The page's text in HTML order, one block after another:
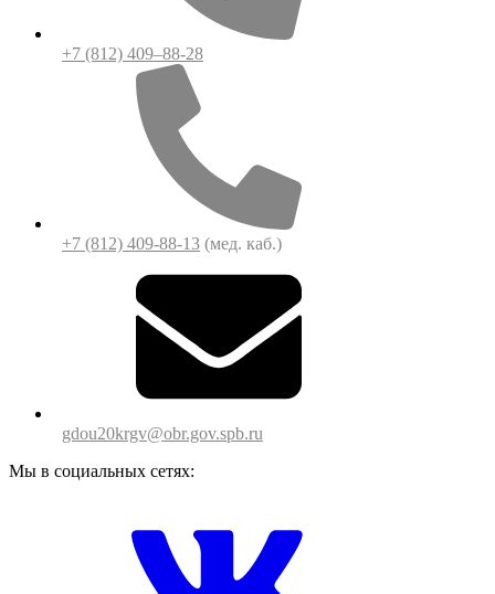
+7 (812) 409–88-28
+7 (812) 409-88-13 (мед. каб.)
gdou20krgv@obr.gov.spb.ru
Мы в социальных сетях: